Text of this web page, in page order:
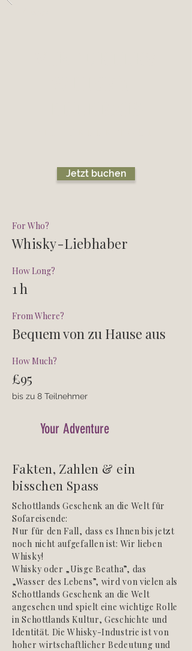
Jetzt buchen
For Who?
Whisky-Liebhaber
How Long?
1 h
From Where?
Bequem von zu Hause aus
How Much?
£95
bis zu 8 Teilnehmer
Your Adventure
Fakten, Zahlen & ein
bisschen Spass
Schottlands Geschenk an die Welt für
Sofareisende:
Nur für den Fall, dass es Ihnen bis jetzt
noch nicht aufgefallen ist: Wir lieben
Whisky!
Whisky oder „Uisge Beatha”, das
„Wasser des Lebens”, wird von vielen als
Schottlands Geschenk an die Welt
angesehen und spielt eine wichtige Rolle
in Schottlands Kultur, Geschichte und
Identität. Die Whisky-Industrie ist von
hoher wirtschaftlicher Bedeutung und